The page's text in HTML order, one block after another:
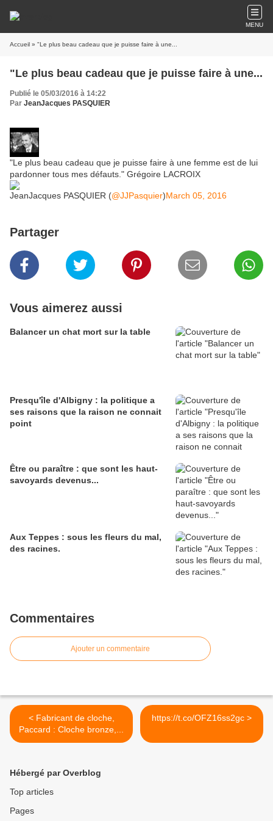
MENU
Accueil » "Le plus beau cadeau que je puisse faire à une...
"Le plus beau cadeau que je puisse faire à une...
Publié le 05/03/2016 à 14:22
Par JeanJacques PASQUIER
"Le plus beau cadeau que je puisse faire à une femme est de lui
pardonner tous mes défauts." Grégoire LACROIX
JeanJacques PASQUIER (@JJPasquier)March 05, 2016
Partager
Vous aimerez aussi
Balancer un chat mort sur la table
Presqu'île d'Albigny : la politique a
ses raisons que la raison ne connait
point
Être ou paraître : que sont les haut-
savoyards devenus...
Aux Teppes : sous les fleurs du mal,
des racines.
Commentaires
Ajouter un commentaire
< Fabricant de cloche,
Paccard : Cloche bronze,...
https://t.co/OFZ16ss2gc >
Hébergé par Overblog
Top articles
Pages